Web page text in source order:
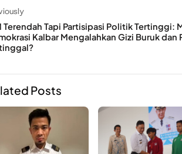
Terendah Tapi Partisipasi Politik Tertinggi:
Kalbar Mengalahkan Gizi Buruk dan
Posts